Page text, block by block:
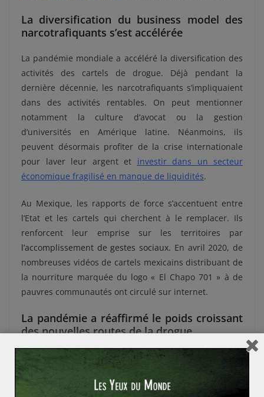
La diversification du business model des
narcotrafiquants s’est accélérée
La pandémie mondiale a accéléré la diversification des
activités des cartels de drogue. Déjà pendant la
dernière décennie, les narcotrafiquants s’impliquaient
dans des activités rentables. On peut mentionner
notamment la culture d’avocat ou la gestion
d’universités en Amérique latine. Néanmoins, ils
peuvent désormais profiter de la crise internationale
pour laver leur argent et investir dans un secteur
économique fragilisé en manque de liquidités.
Au Mexique, les rapports de force s’accentuent entre
l’Etat et les cartels qui cherchent à le remplacer. Ils
renforcent leur emprise sur les territoires par
l’accomplissement de gestes sociaux. En avril 2020, de
nombreuses vidéos de cartels mexicains distribuant de
la nourriture marquée du logo « El Chapo 701 » à de
pauvres communautés ont circulé sur internet.
La pandémie a réaffirmé le poids croissant
des nouvelles routes de la drogue
Au cours de la dernière décennie,de nouvelles routes
de la drogue sont apparues
leurs poids sur la scène mondiale. L’arrestation de